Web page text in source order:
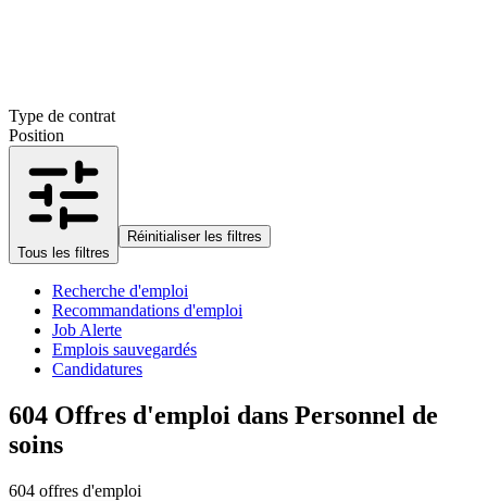
Type de contrat
Position
Tous les filtres
Réinitialiser les filtres
Recherche d'emploi
Recommandations d'emploi
Job Alerte
Emplois sauvegardés
Candidatures
604 Offres d'emploi dans Personnel de
soins
604 offres d'emploi